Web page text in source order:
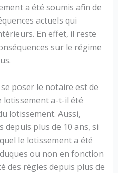
a été soumis afin de
actuels qui
En effet, il reste
sur le régime
poser le notaire est de
lotissement a-t-il été
lotissement. Aussi,
depuis plus de 10 ans, si
le lotissement a été
ou non en fonction
des règles depuis plus de